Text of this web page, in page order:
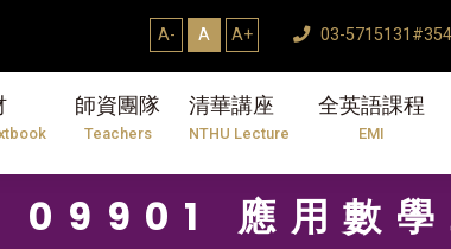
A- A A+ 03-
師資團隊
Teachers
清華講座
NTHU Lecture
全英語課程
EMI
09901 應用數學